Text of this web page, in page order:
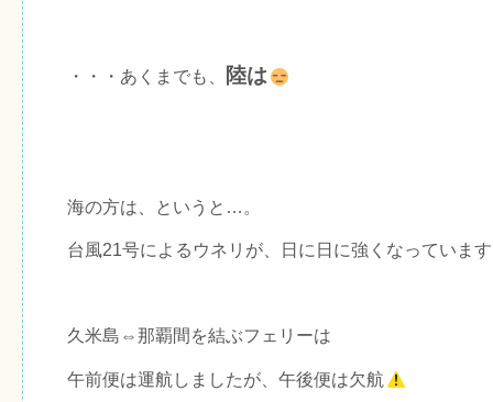
・・・あくまでも、 陸は
海の方は、というと…。
台風21号によるウネリが、日に日に強くなっています
久米島⇔那覇間を結ぶフェリーは
午前便は運航しましたが、午後便は欠航